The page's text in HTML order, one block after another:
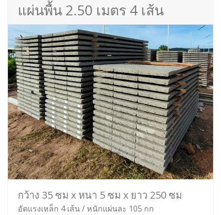
แผ่นพื้น 2.50 เมตร 4 เส้น
กว้าง 35 ซม x หนา 5 ซม x ยาว 250 ซม
อัดแรงเหล็ก 4 เส้น / หนักแผ่นละ 105 กก